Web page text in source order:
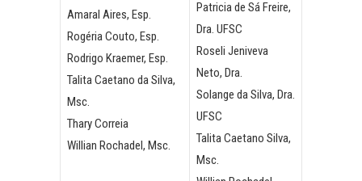
Amaral Aires, Esp.
Rogéria Couto, Esp.
Rodrigo Kraemer, Esp.
Talita Caetano da Silva,
Msc.
Thary Correia
Willian Rochadel, Msc.
Patricia de Sá Freire,
Dra. UFSC
Roseli Jeniveva
Neto, Dra.
Solange da Silva, Dra.
UFSC
Talita Caetano Silva,
Msc.